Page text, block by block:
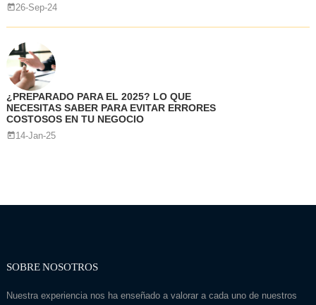
26-Sep-24
¿PREPARADO PARA EL 2025? LO QUE
NECESITAS SABER PARA EVITAR ERRORES
COSTOSOS EN TU NEGOCIO
14-Jan-25
SOBRE NOSOTROS
Nuestra experiencia nos ha enseñado a valorar a cada uno de nuestros